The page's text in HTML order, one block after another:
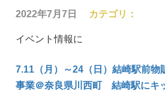
2022年7月7日 カテゴリ：
イベント情報に
7.11（月）～24（日）結崎駅前物
事業＠奈良県川西町 結崎駅にキ